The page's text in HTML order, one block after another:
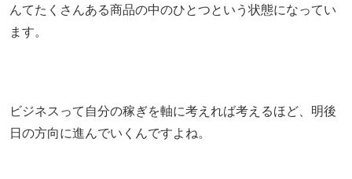
んてたくさんある商品の中のひとつという状態になってい
ます。
ビジネスって自分の稼ぎを軸に考えれば考えるほど、明後
日の方向に進んでいくんですよね。